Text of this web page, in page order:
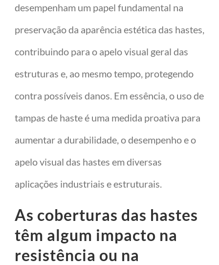
desempenham um papel fundamental na
preservação da aparência estética das hastes,
contribuindo para o apelo visual geral das
estruturas e, ao mesmo tempo, protegendo
contra possíveis danos. Em essência, o uso de
tampas de haste é uma medida proativa para
aumentar a durabilidade, o desempenho e o
apelo visual das hastes em diversas
aplicações industriais e estruturais.
As coberturas das hastes
têm algum impacto na
resistência ou na